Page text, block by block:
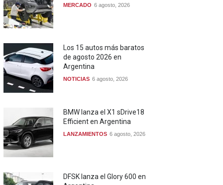
MERCADO 6 agosto, 2026
Los 15 autos más baratos
de agosto 2026 en
Argentina
NOTICIAS 6 agosto, 2026
BMW lanza el X1 sDrive18
Efficient en Argentina
LANZAMIENTOS 6 agosto, 2026
DFSK lanza el Glory 600 en